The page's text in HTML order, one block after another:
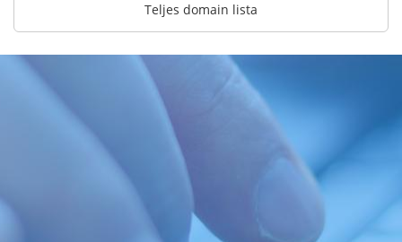
Teljes domain lista